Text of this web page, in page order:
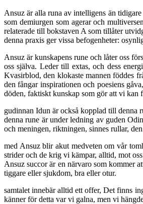
Ansuz är alla runa av intelligens än
som demiurgen som agerar och
relaterade till bokstaven A som tillåter
denna praxis ger vissa befogenheter:
Ansuz är kunskapens rune och låter oss
oss själva. Leder till extas, och dess
Kvasirblod, den klokaste mannen föddes
den fångar inspirationen och poesiens
döden, faktiskt kunskap som gör att vi kan
gudinnan Idun är också kopplad till denna
denna rune är under ledning av guden
och meningen, riktningen, sinnes rullar,
med Ansuz blir akut medveten om vår
strider och de krig vi kämpar, alltid, mot
Ansuz succor är en närvaro som kommer
tiggare eller sjukdom, bra eller otur.
samtalet innebär alltid ett offer, Det finns
känner för detta var vi galna, men vi